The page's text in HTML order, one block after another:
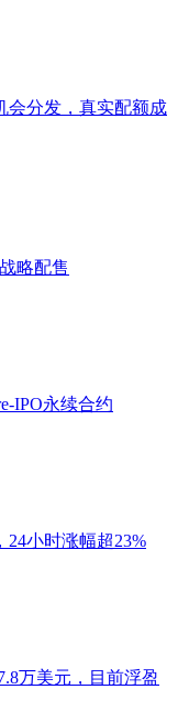
会分发，真实配额成
略配售
IPO永续合约
24小时涨幅超23%
万美元，目前浮盈